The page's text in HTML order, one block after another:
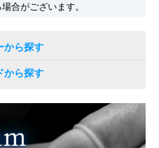
合がございます。
から探す
から探す